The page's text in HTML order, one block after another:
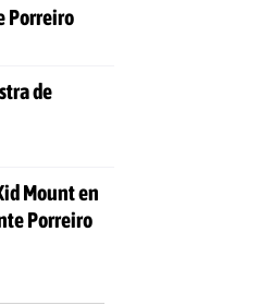
Porreiro
de
Mount en
Porreiro